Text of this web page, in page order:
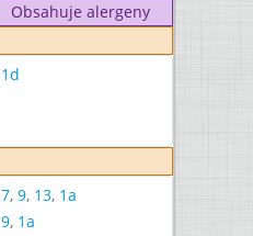
Obsahuje alergeny
1d
7, 9, 13, 1a
9, 1a